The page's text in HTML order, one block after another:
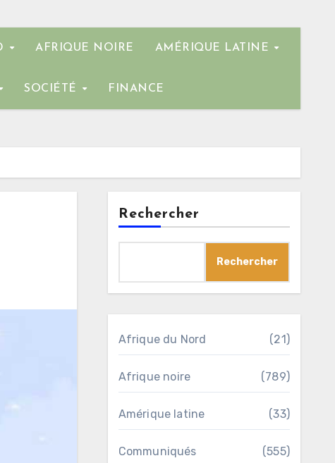
AFRIQUE NOIRE AMÉRIQUE LATINE
SOCIÉTÉ FINANCE
Rechercher
Rechercher
Afrique du Nord (21)
Afrique noire (789)
Amérique latine (33)
Communiqués (555)